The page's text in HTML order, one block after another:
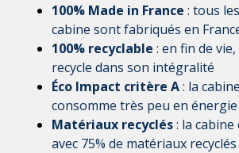
100% Made in France : tous
cabine sont fabriqués en
100% recyclable : en fin de
recycle dans son intégralité
Éco Impact critère A: la
consomme très peu en énergie
Matériaux recyclés: la
avec 75% de matériaux recyclés